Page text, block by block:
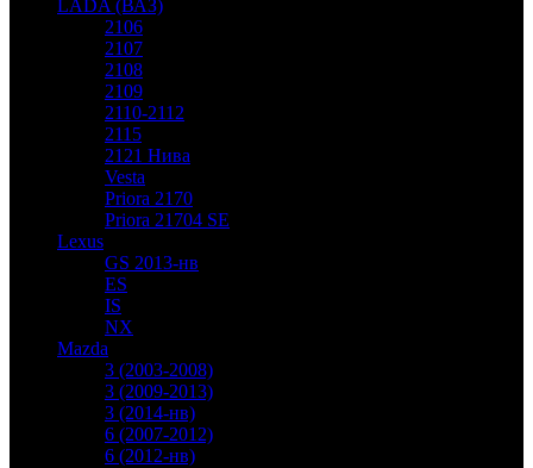
LADA (ВАЗ)
2106
2107
2108
2109
2110-2112
2115
2121 Нива
Vesta
Priora 2170
Priora 21704 SE
Lexus
GS 2013-нв
ES
IS
NX
Mazda
3 (2003-2008)
3 (2009-2013)
3 (2014-нв)
6 (2007-2012)
6 (2012-нв)